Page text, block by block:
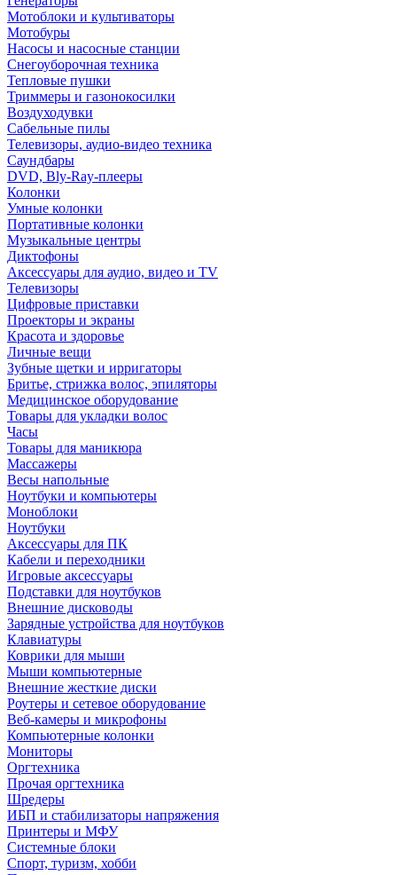
Мотоблоки и культиваторы
Мотобуры
Насосы и насосные станции
Снегоуборочная техника
Тепловые пушки
Триммеры и газонокосилки
Воздуходувки
Сабельные пилы
Телевизоры, аудио-видео техника
Саундбары
DVD, Bly-Ray-плееры
Колонки
Умные колонки
Портативные колонки
Музыкальные центры
Диктофоны
Аксессуары для аудио, видео и TV
Телевизоры
Цифровые приставки
Проекторы и экраны
Красота и здоровье
Личные вещи
Зубные щетки и ирригаторы
Бритье, стрижка волос, эпиляторы
Медицинское оборудование
Товары для укладки волос
Часы
Товары для маникюра
Массажеры
Весы напольные
Ноутбуки и компьютеры
Моноблоки
Ноутбуки
Аксессуары для ПК
Кабели и переходники
Игровые аксессуары
Подставки для ноутбуков
Внешние дисководы
Зарядные устройства для ноутбуков
Клавиатуры
Коврики для мыши
Мыши компьютерные
Внешние жесткие диски
Роутеры и сетевое оборудование
Веб-камеры и микрофоны
Компьютерные колонки
Мониторы
Оргтехника
Прочая оргтехника
Шредеры
ИБП и стабилизаторы напряжения
Принтеры и МФУ
Системные блоки
Спорт, туризм, хобби